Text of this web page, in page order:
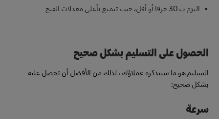
التزم ب 30 حرفا أو أقل، حيث تتمتع بأعلى معدلات الفتح
الحصول على التسليم بشكل صحيح
التسليم هو ما سيتذكره عملاؤك ، لذلك من الأفضل أن تحصل عليه
بشكل صحيح:
سرعة